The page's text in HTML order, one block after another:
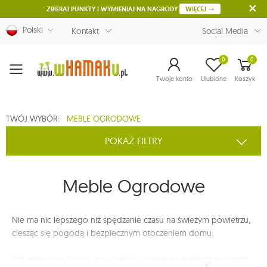
ZBIERAJ PUNKTY I WYMIENIAJ NA NAGRODY WIĘCEJ
Polski Kontakt Social Media
Menu Twoje konto Ulubione
0 0
Koszyk
TWÓJ WYBÓR: MEBLE OGRODOWE
POKAŻ FILTRY
Meble Ogrodowe
Nie ma nic lepszego niż spędzanie czasu na świeżym powietrzu,
ciesząc się pogodą i bezpiecznym otoczeniem domu.